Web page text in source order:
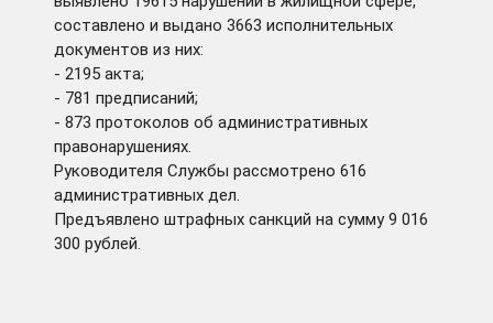
составлено и выдано 3663 исполнительных
документов из них:
- 2195 акта;
- 781 предписаний;
- 873 протоколов об административных
правонарушениях.
Руководителя Службы рассмотрено 616
административных дел.
Предъявлено штрафных санкций на сумму 9 016
300 рублей.